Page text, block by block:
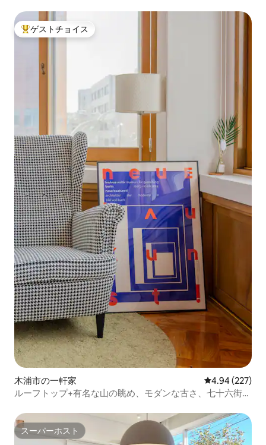
グ2、クイーン2）
大好評のゲストチョイスです。
ゲストチョイス
木浦市の一軒家 レビュー227
4.94 (227)
ルーフトップ+有名な山の眺め、モダンな古さ、七十六街*
スーパーホスト
スーパーホスト